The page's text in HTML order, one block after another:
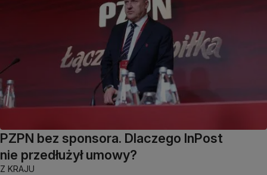
PZPN bez sponsora. Dlaczego InPost
nie przedłużył umowy?
Z KRAJU